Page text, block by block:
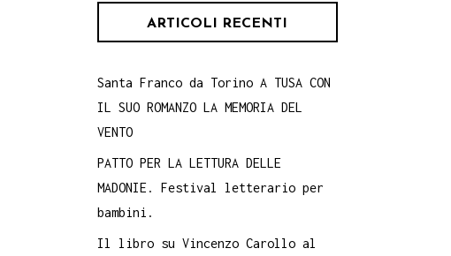
ARTICOLI RECENTI
Santa Franco da Torino A TUSA CON
IL SUO ROMANZO LA MEMORIA DEL
VENTO
PATTO PER LA LETTURA DELLE
MADONIE. Festival letterario per
bambini.
Il libro su Vincenzo Carollo al